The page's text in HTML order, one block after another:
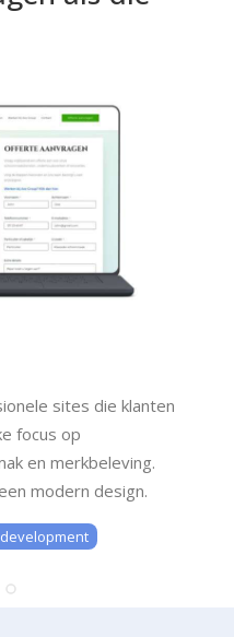
sites die klanten
focus op
en merkbeleving.
modern design.